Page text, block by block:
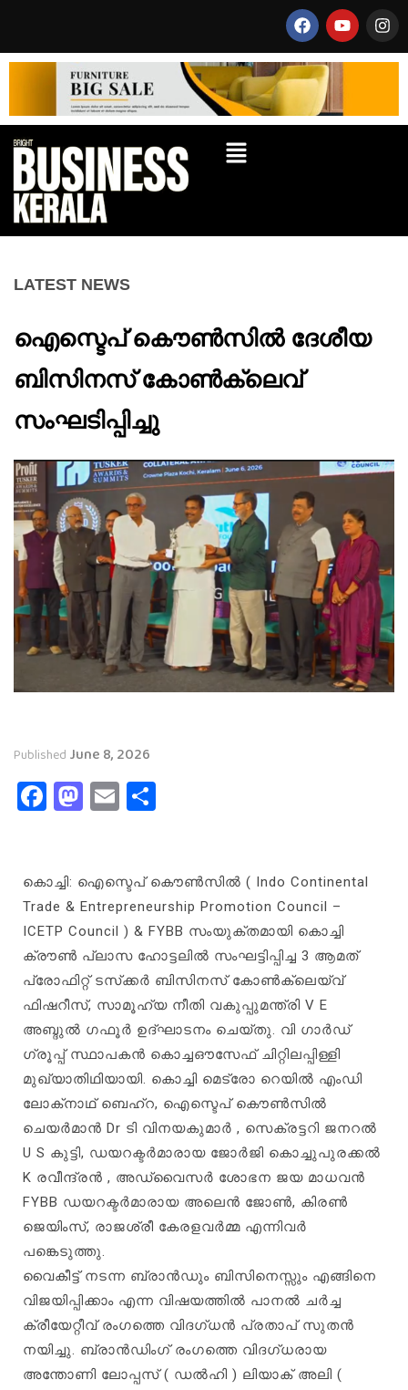
LATEST NEWS
ഐസ്ടെപ് കൌൺസിൽ ദേശീയ
ബിസിനസ്‌ കോൺക്ലെവ്
സംഘടിപ്പിച്ചു
Published June 8, 2026
Facebook
Mastodon
Email
കൊച്ചി: ഐസ്ടെപ് കൌൺസിൽ ( Indo Continental
Trade & Entrepreneurship Promotion Council –
ICETP Council ) & FYBB സംയുക്തമായി കൊച്ചി
ക്രൗൺ പ്ലാസ ഹോട്ടലിൽ സംഘട്ടിപ്പിച്ച 3 ആമത്
പ്രോഫിറ്റ് ടസ്‌ക്കർ ബിസിനസ്‌ കോൺക്ലെയ്‌വ്
ഫിഷറീസ്, സാമൂഹ്യ നീതി വകുപ്പുമന്ത്രി V E
അബ്ദുൽ ഗഫൂർ ഉദ്ഘാടനം ചെയ്തു. വി ഗാർഡ്
ഗ്രൂപ്പ്‌ സ്ഥാപകൻ കൊച്ചഔസേഫ് ചിറ്റിലപ്പിള്ളി
മുഖ്യാതിഥിയായി. കൊച്ചി മെട്രോ റെയിൽ എംഡി
ലോക്‌നാഥ് ബെഹ്‌റ, ഐസ്ടെപ് കൌൺസിൽ
ചെയർമാൻ Dr ടി വിനയകുമാർ , സെക്രട്ടറി ജനറൽ
U S കുട്ടി, ഡയറക്ടർമാരായ ജോർജി കൊച്ചുപുരക്കൽ
K രവീന്ദ്രൻ , അഡ്വൈസർ ശോഭന ജയ മാധവൻ
FYBB ഡയറക്ടർമാരായ അലെൻ ജോൺ, കിരൺ
ജെയിംസ്, രാജശ്രീ കേരളവർമ്മ എന്നിവർ
പങ്കെടുത്തു.
വൈകീട്ട് നടന്ന ബ്രാൻഡും ബിസിനെസ്സും എങ്ങിനെ
വിജയിപ്പിക്കാം എന്ന വിഷയത്തിൽ പാനൽ ചർച്ച
ക്രീയേറ്റീവ് രംഗത്തെ വിദഗ്ധൻ പ്രതാപ് സുതൻ
നയിച്ചു. ബ്രാൻഡിംഗ് രംഗത്തെ വിദഗ്ധരായ
അന്തോണി ലോപ്പസ് ( ഡൽഹി ) ലിയാക് അലി (